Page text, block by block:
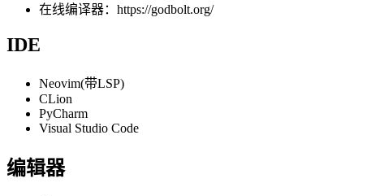
在线编译器：https://godbolt.org/
IDE
Neovim(带LSP)
CLion
PyCharm
Visual Studio Code
编辑器